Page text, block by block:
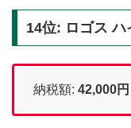
14位: ロゴス
納税額: 42,000円